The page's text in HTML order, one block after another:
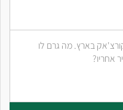
בארץ. מה גרם לו
אחריו?